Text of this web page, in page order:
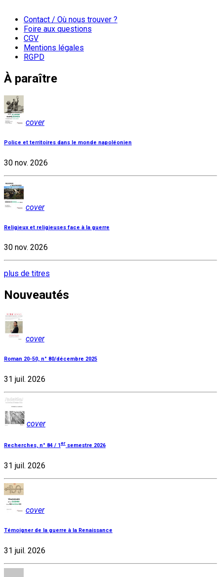
Contact / Où nous trouver ?
Foire aux questions
CGV
Mentions légales
RGPD
À paraître
cover
Police et territoires dans le monde napoléonien
30 nov. 2026
cover
Religieux et religieuses face à la guerre
30 nov. 2026
plus de titres
Nouveautés
cover
Roman 20-50, n° 80/décembre 2025
31 juil. 2026
cover
Recherches, n° 84 / 1er semestre 2026
31 juil. 2026
cover
Témoigner de la guerre à la Renaissance
31 juil. 2026